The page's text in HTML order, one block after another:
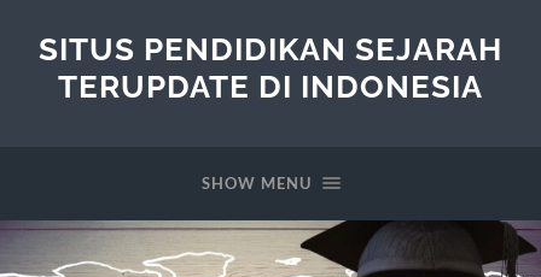
SITUS PENDIDIKAN SEJARAH
TERUPDATE DI INDONESIA
SHOW MENU